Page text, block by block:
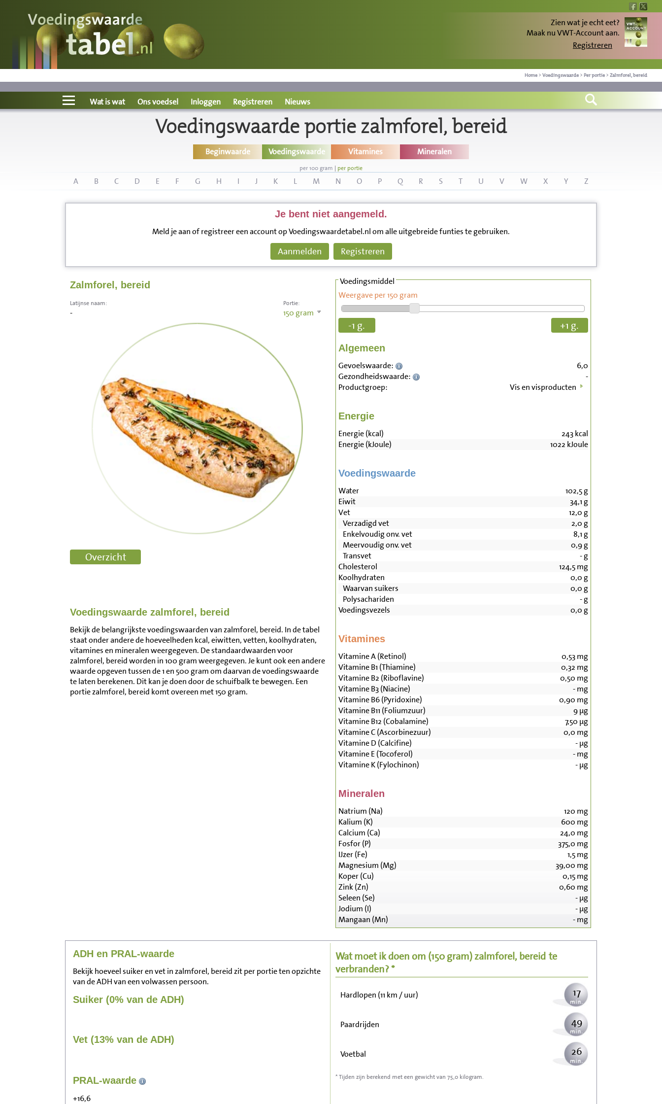
Zien wat je echt eet?
Maak nu VWT-Account aan.
Registreren
Home > Voedingswaarde > Per portie > Zalmforel, bereid
Voedingswaarde
Wat is wat?
Ons voedsel
Wat is wat Ons voedsel Inloggen Registreren Nieuws
Voedingswaarde portie zalmforel, bereid
Beginwaarde Voedingswaarde Vitamines Mineralen
per 100 gram | per portie
A B C D E F G H I J K L M N O P Q R S T U V W X Y Z
Je bent niet aangemeld.
Meld je aan of registreer een account op Voedingswaardetabel.nl om alle uitgebreide funties te gebruiken.
Aanmelden Registreren
Zalmforel, bereid
Portie:
150 gram
Latijnse naam:
-
Voedingswaarde zalmforel, bereid
Bekijk de belangrijkste voedingswaarden van zalmforel, bereid. In de tabel
staat onder andere de hoeveelheden kcal, eiwitten, vetten, koolhydraten,
vitamines en mineralen weergegeven. De standaardwaarden voor
zalmforel, bereid worden in 100 gram weergegeven. Je kunt ook een andere
waarde opgeven tussen de 1 en 500 gram om daarvan de voedingswaarde
te laten berekenen. Dit kan je doen door de schuifbalk te bewegen. Een
portie zalmforel, bereid komt overeen met 150 gram.
Voedingsmiddel
Weergave per 150 gram
-1 g. +1 g.
Algemeen
Gevoelswaarde:
6,0
Gezondheidswaarde:
-
Productgroep:
Vis en visproducten
Energie
Energie (kcal) 243kcal
Energie (kJoule)
1022 kJoule
Voedingswaarde
Water 102,5g
Eiwit
34,1 g
Vet
12,0 g
Verzadigd vet
2,0 g
Enkelvoudig onv. vet
8,1 g
Meervoudig onv. vet
0,9g
Transvet
-g
Cholesterol
124,5mg
Koolhydraten
0,0 g
Waarvan suikers
0,0 g
Polysachariden
-g
Voedingsvezels
0,0 g
Vitamines
Vitamine A (Retinol) 0,53mg
Vitamine B1 (Thiamine)
0,32 mg
Vitamine B2 (Riboflavine)
0,50 mg
Vitamine B3 (Niacine)
-mg
Vitamine B6 (Pyridoxine)
0,90 mg
Vitamine B11 (Foliumzuur)
9µg
Vitamine B12 (Cobalamine)
7,50 µg
Vitamine C (Ascorbinezuur)
0,0 mg
Vitamine D (Calcifine)
-µg
Vitamine E (Tocoferol)
-mg
Vitamine K (Fylochinon)
-µg
Mineralen
Natrium (Na) 120 mg
Kalium (K)
600 mg
Calcium (Ca)
24,0 mg
Fosfor (P)
375,0 mg
IJzer (Fe)
1,5mg
Magnesium (Mg)
39,00 mg
Koper (Cu)
0,15mg
Zink (Zn)
0,60 mg
Seleen (Se)
-µg
Jodium (I)
-µg
Mangaan (Mn)
-mg
ADH en PRAL-waarde
Bekijk hoeveel suiker en vet in zalmforel, bereid zit per portie ten opzichte
van de ADH van een volwassen persoon.
Suiker (0% van de ADH)
Vet (13% van de ADH)
PRAL-waarde
+16,6
Wat moet ik doen om (150 gram)zalmforel, bereid te
verbranden? *
Zitten, tv kijken 177
Wandelen (5 km/uur)
Hardlopen (11 km / uur) 17
Paardrijden 49
Voetbal 26
Stofzuigen
* Tijden zijn berekend met een gewicht van 75,0 kilogram.